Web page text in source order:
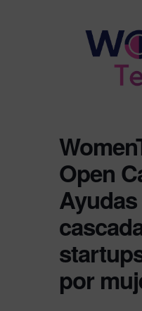
Open
por